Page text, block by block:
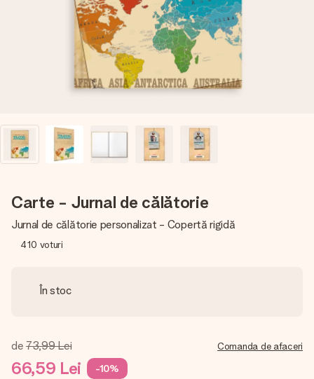
fotografia ta sau un mesaj din suflet. Fără bătăi de cap,
doar bucură-te de moment.
Carte - Jurnal de călătorie
Jurnal de călătorie personalizat - Copertă rigidă
410 voturi
În stoc
de 73,99 Lei
66,59 Lei -10%
Comanda de afaceri